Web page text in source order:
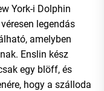
York-i Dolphin
legendás
amelyben
Enslin kész
egy blöff, és
hogy a szálloda